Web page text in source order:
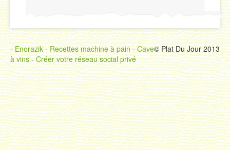
© Plat Du Jour 2013
-Enorazik-Recettes machine à pain-Cave
à vins-Créer votre réseau social privé